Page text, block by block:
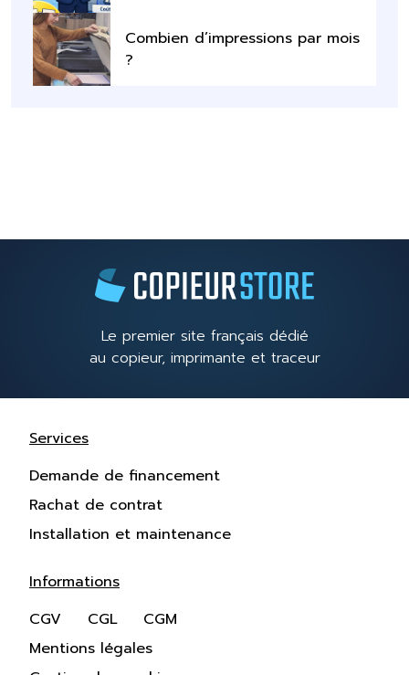
Combien d’impressions par mois
?
Le premier site français dédié
au copieur, imprimante et traceur
Services
Demande de financement
Rachat de contrat
Installation et maintenance
Informations
CGV
CGL
CGM
Mentions légales